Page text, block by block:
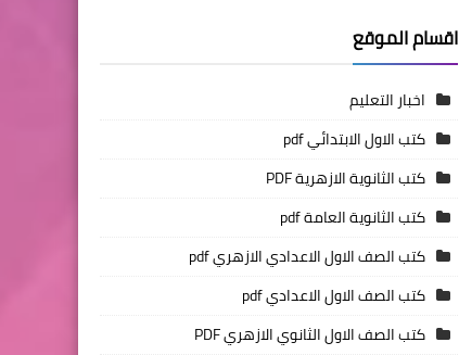
اقسام الموقع
اخبار التعليم
كتب الاول الابتدائي pdf
كتب الثانوية الازهرية PDF
كتب الثانوية العامة pdf
كتب الصف الاول الاعدادي الازهري pdf
كتب الصف الاول الاعدادي pdf
كتب الصف الاول الثانوي الازهري PDF